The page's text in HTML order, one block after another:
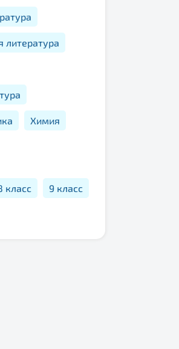
литература
Химия
класс 9 класс